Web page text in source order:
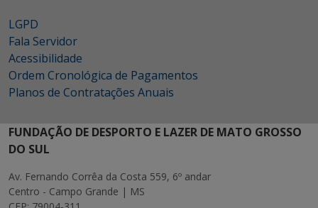
LGPD
Fala Servidor
Acessibilidade
Ordem Cronológica de Pagamentos
Planos de Contratações Anuais
FUNDAÇÃO DE DESPORTO E LAZER DE MATO GROSSO
DO SUL
Av. Fernando Corrêa da Costa 559, 6º andar
Centro - Campo Grande | MS